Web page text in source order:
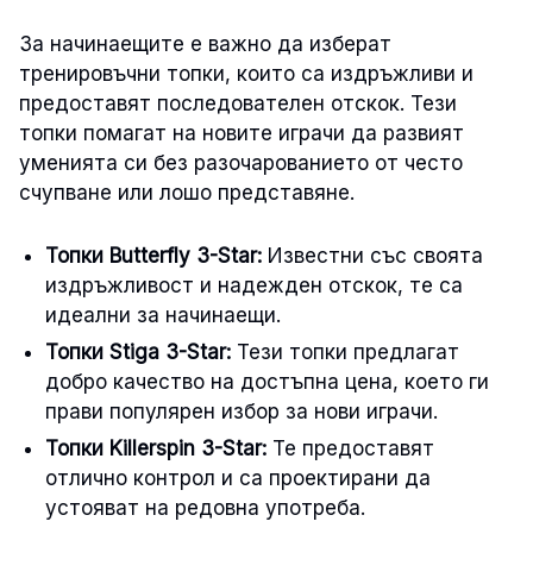
За начинаещите е важно да изберат
тренировъчни топки, които са издръжливи и
предоставят последователен отскок. Тези
топки помагат на новите играчи да развият
уменията си без разочарованието от често
счупване или лошо представяне.
Топки Butterfly 3-Star: Известни със своята
издръжливост и надежден отскок, те са
идеални за начинаещи.
Топки Stiga 3-Star: Тези топки предлагат
добро качество на достъпна цена, което ги
прави популярен избор за нови играчи.
Топки Killerspin 3-Star: Те предоставят
отлично контрол и са проектирани да
устояват на редовна употреба.